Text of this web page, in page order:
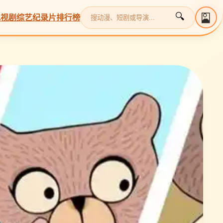
剧综艺纪录片排行榜 🔍 🎴
更新
更新
更新
更新
更新